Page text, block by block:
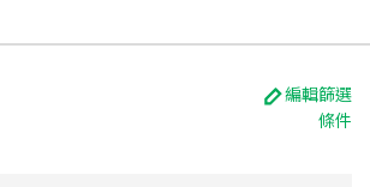
編輯篩選
條件